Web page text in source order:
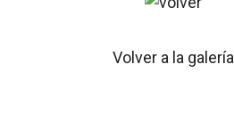
Volver a la galería